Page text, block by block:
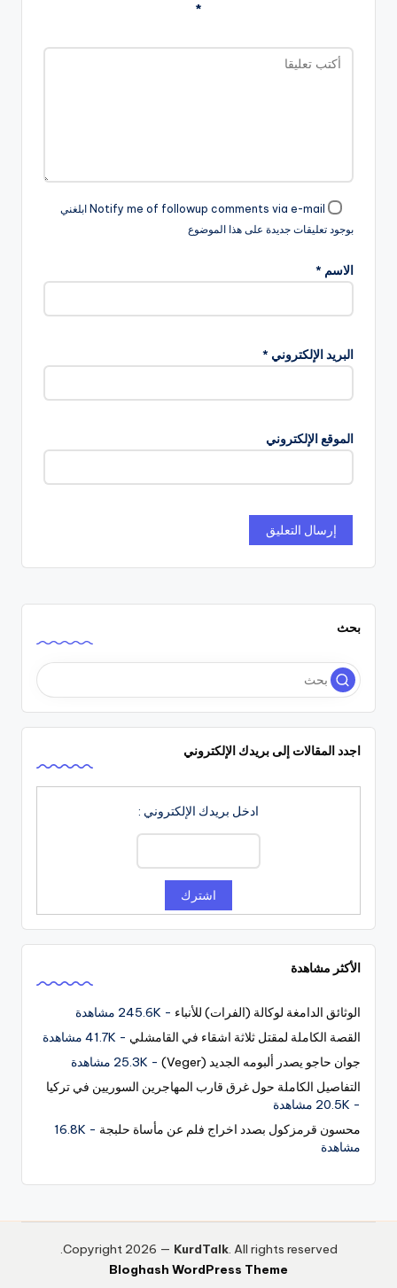
*
Notify me of followup comments via e-mail ابلغني
بوجود تعليقات جديدة على هذا الموضوع
الاسم *
البريد الإلكتروني *
الموقع الإلكتروني
بحث
اجدد المقالات إلى بريدك الإلكتروني
ادخل بريدك الإلكتروني :
الأكثر مشاهدة
الوثائق الدامغة لوكالة (الفرات) للأنباء - 245.6K مشاهدة
القصة الكاملة لمقتل ثلاثة اشقاء في القامشلي - 41.7K مشاهدة
جوان حاجو يصدر ألبومه الجديد (Veger)
- 25.3K مشاهدة
التفاصيل الكاملة حول غرق قارب المهاجرين السوريين في تركيا
- 20.5K مشاهدة
محسون قرمزكول بصدد اخراج فلم عن مأساة حلبجة
- 16.8K
مشاهدة
Copyright 2026 — KurdTalk. All rights reserved.
Bloghash WordPress Theme